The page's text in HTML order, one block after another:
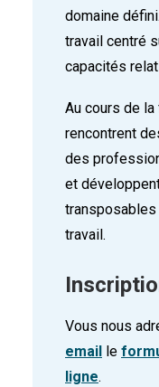
domaine
travail centré
capacités
Au cours de
rencontrent
des
et
travail.
Vous nous
email le
ligne.